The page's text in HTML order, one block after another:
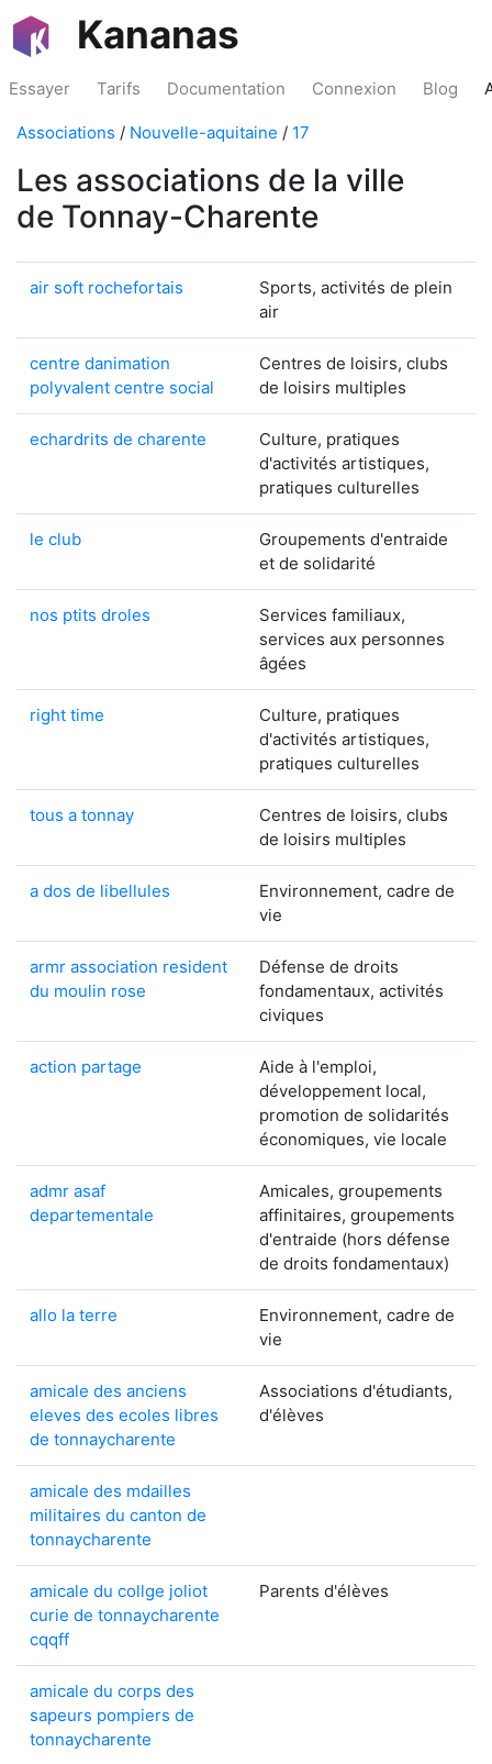
Kananas
Essayer Tarifs Documentation Connexion Blog
Associations / Nouvelle-aquitaine / 17
Les associations de la ville
de Tonnay-Charente
air soft rochefortais
Sports, activités de plein
air
centre danimation
polyvalent centre social
Centres de loisirs, clubs
de loisirs multiples
echardrits de charente
Culture, pratiques
d'activités artistiques,
pratiques culturelles
le club
Groupements d'entraide
et de solidarité
nos ptits droles
Services familiaux,
services aux personnes
âgées
right time
Culture, pratiques
d'activités artistiques,
pratiques culturelles
tous a tonnay
Centres de loisirs, clubs
de loisirs multiples
a dos de libellules
Environnement, cadre de
vie
armr association resident
du moulin rose
Défense de droits
fondamentaux, activités
civiques
action partage
Aide à l'emploi,
développement local,
promotion de solidarités
économiques, vie locale
admr asaf
departementale
Amicales, groupements
affinitaires, groupements
d'entraide (hors défense
de droits fondamentaux)
allo la terre
Environnement, cadre de
vie
amicale des anciens
eleves des ecoles libres
de tonnaycharente
Associations d'étudiants,
d'élèves
amicale des mdailles
militaires du canton de
tonnaycharente
amicale du collge joliot
curie de tonnaycharente
cqqff
Parents d'élèves
amicale du corps des
sapeurs pompiers de
tonnaycharente